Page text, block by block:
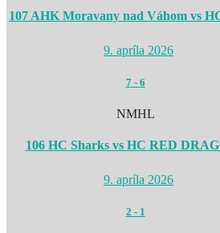
107 AHK Moravany nad Váhom vs
9. apríla 2026
7- 6
NMHL
106 HC Sharks vs HC RED
9. apríla 2026
2 - 1